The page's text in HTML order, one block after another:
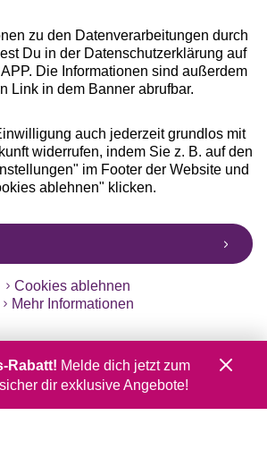
zu den Datenverarbeitungen durch
Du in der Datenschutzerklärung auf
Die Informationen sind außerdem
Link in dem Banner abrufbar.
auch jederzeit grundlos mit
widerrufen, indem Sie z. B. auf den
im Footer der Website und
ablehnen" klicken.
Cookies ablehnen
Mehr Informationen
Rabatt! Melde dich jetzt zum
dir exklusive Angebote!